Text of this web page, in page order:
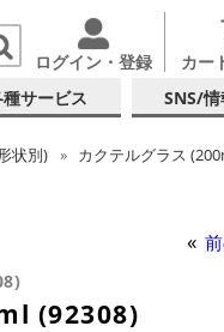
ログイン・登録 カー
種サービス SNS/情
状別)
カクテルグラス
(92308)